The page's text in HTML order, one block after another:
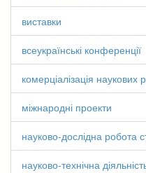
виставки
всеукраїнські конференції
комерціалізація наукових
міжнародні проекти
науково-дослідна робота
науково-технічна